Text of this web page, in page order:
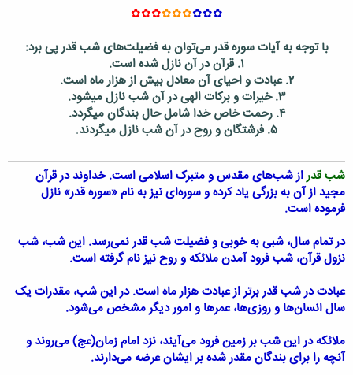
✿✿✿
✿✿✿
✿✿✿
با توجه به آیات سوره قدر می‌توان به فضیلت‌های شب قدر پی برد:
۱. قرآن در آن نازل شده است.
۲. عبادت و احیای آن معادل بیش از هزار ماه است.
۳. خیرات و برکات الهی در آن شب نازل می‏شود.
۴. رحمت خاص خدا شامل حال بندگان می‏گردد.
۵. فرشتگان و روح در آن شب نازل می‏گردند
.
شب قدراز شب‌های مقدس و متبرک اسلامی است. خداوند در قرآن
مجید از آن به بزرگی یاد کرده و سوره‌ای نیز به نام «سوره قدر» نازل
فرموده است.
در تمام سال، شبی به خوبی و فضیلت شب قدر نمی‌رسد. این شب، شب
نزول قرآن، شب فرود آمدن ملائکه و روح نیز نام گرفته است.
عبادت در شب قدر برتر از عبادت هزار ماه است. در این شب، مقدرات یک
سال انسان‌ها و روزی‌ها، عمرها و امور دیگر مشخص می‌شود.
ملائکه در این شب بر زمین فرود می‌آیند، نزد امام زمان(عج) می‌روند و
آنچه را برای بندگان مقدر شده بر ایشان عرضه می‌دارند.